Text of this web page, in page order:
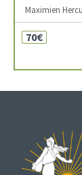
Maximien
70€